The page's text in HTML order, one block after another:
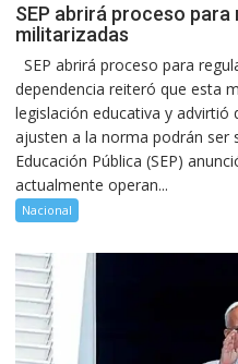
SEP abrirá proceso
militarizadas
SEP abrirá proceso para
dependencia reiteró que esta
legislación educativa y advirtió
ajusten a la norma podrán ser
Educación Pública (SEP)
actualmente operan...
Nacional